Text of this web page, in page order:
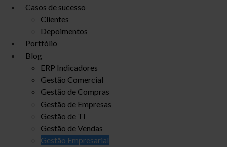
Casos de sucesso
Clientes
Depoimentos
Portfólio
Blog
ERP Indicadores
Gestão Comercial
Gestão de Compras
Gestão de Empresas
Gestão de TI
Gestão de Vendas
Gestão Empresarial